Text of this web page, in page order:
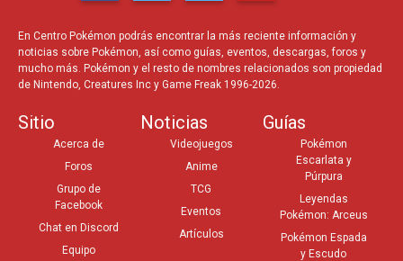
En Centro Pokémon podrás encontrar la más reciente información y
noticias sobre Pokémon, así como guías, eventos, descargas, foros y
mucho más. Pokémon y el resto de nombres relacionados son propiedad
de Nintendo, Creatures Inc y Game Freak 1996-2026.
Sitio
Acerca de
Foros
Grupo de
Facebook
Chat en Discord
Equipo
Noticias
Videojuegos
Anime
TCG
Eventos
Artículos
Guías
Pokémon
Escarlata y
Púrpura
Leyendas
Pokémon: Arceus
Pokémon Espada
y Escudo